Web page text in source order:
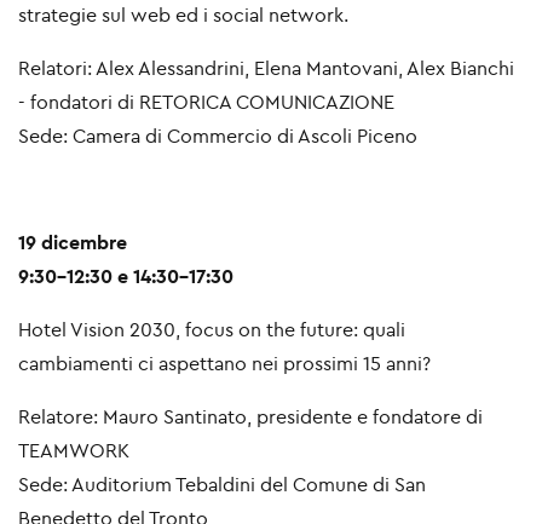
strategie sul web ed i social network.
Relatori: Alex Alessandrini, Elena Mantovani, Alex Bianchi
- fondatori di RETORICA COMUNICAZIONE
Sede: Camera di Commercio di Ascoli Piceno
19 dicembre
9:30-12:30 e 14:30-17:30
Hotel Vision 2030, focus on the future: quali
cambiamenti ci aspettano nei prossimi 15 anni?
Relatore: Mauro Santinato, presidente e fondatore di
TEAMWORK
Sede: Auditorium Tebaldini del Comune di San
Benedetto del Tronto